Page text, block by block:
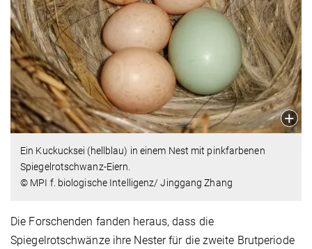
Ein Kuckucksei (hellblau) in einem Nest mit pinkfarbenen
Spiegelrotschwanz-Eiern.
© MPI f. biologische Intelligenz/ Jinggang Zhang
Die Forschenden fanden heraus, dass die
Spiegelrotschwänze ihre Nester für die zweite Brutperiode